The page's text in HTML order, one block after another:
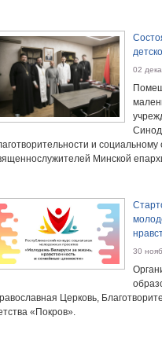
02
и
Минской
30
Церковь,
«Покров».